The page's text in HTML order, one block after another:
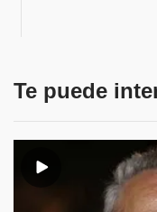
Te puede